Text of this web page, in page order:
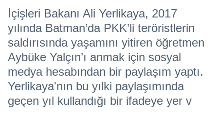
İçişleri Bakanı Ali Yerlikaya, 2017
yılında Batman’da PKK’li teröristlerin
saldırısında yaşamını yitiren öğretmen
Aybüke Yalçın’ı anmak için sosyal
medya hesabından bir paylaşım yaptı.
Yerlikaya'nın bu yılki paylaşımında
geçen yıl kullandığı bir ifadeye yer v